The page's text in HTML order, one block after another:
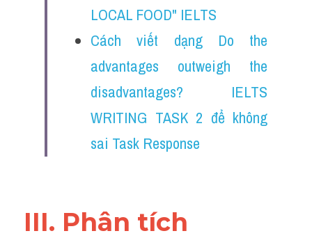
LOCAL FOOD" IELTS
Cách viết dạng Do the
advantages outweigh the
disadvantages? IELTS
WRITING TASK 2 để không
sai Task Response
III. Phân tích